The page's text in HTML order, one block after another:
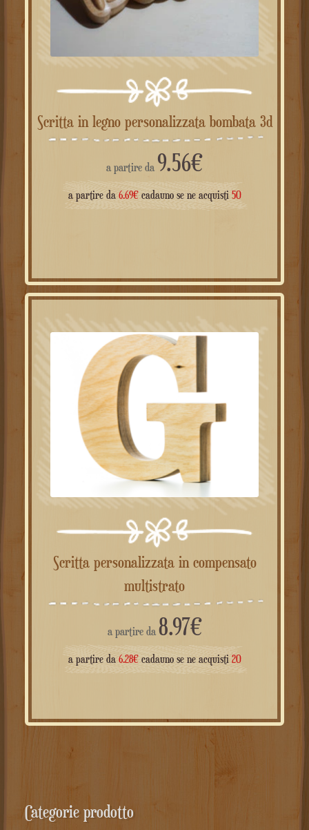
Scritta in legno personalizzata bombata 3d
a partire da 9.56€
a partire da 6.69€cadauno se ne acquisti 50
Scritta personalizzata in compensato
multistrato
a partire da 8.97€
a partire da 6.28€cadauno se ne acquisti 20
Categorie prodotto